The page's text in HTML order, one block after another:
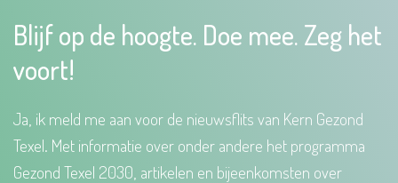
Blijf op de hoogte. Doe mee. Zeg het
voort!
Ja, ik meld me aan voor de nieuwsflits van Kern Gezond
Texel. Met informatie over onder andere het programma
Gezond Texel 2030, artikelen en bijeenkomsten over